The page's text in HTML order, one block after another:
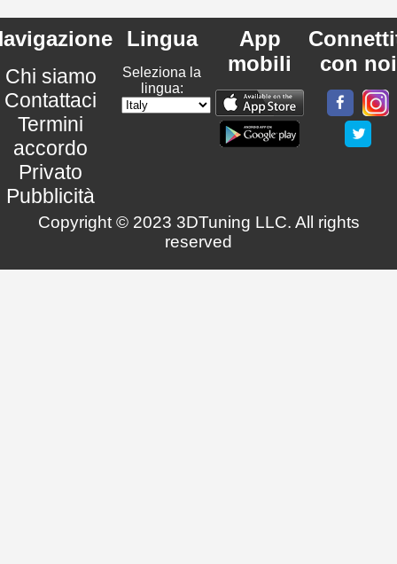
Chi siamo
Contattaci
Termini
accordo
Privato
Pubblicità
Lingua
Seleziona la
lingua:
App
mobili
con noi
Copyright © 2023 3DTuning LLC. All rights
reserved